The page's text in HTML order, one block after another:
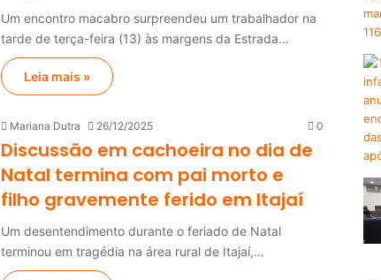
Um encontro macabro surpreendeu um trabalhador na
tarde de terça-feira (13) às margens da Estrada…
Leia mais »
Mariana Dutra 26/12/2025 0
Discussão em cachoeira no dia de
Natal termina com pai morto e
filho gravemente ferido em Itajaí
Um desentendimento durante o feriado de Natal
terminou em tragédia na área rural de Itajaí,…